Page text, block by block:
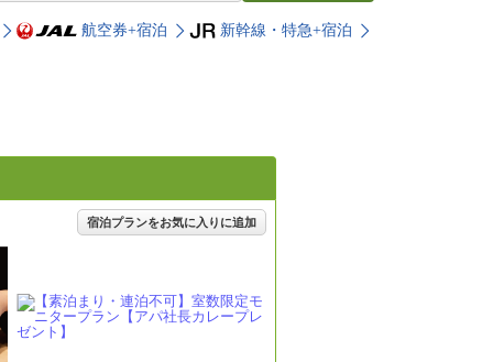
航空券+宿泊 新幹線・特急+宿泊
宿泊プランをお気に入りに追加